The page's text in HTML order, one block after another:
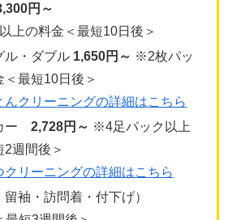
円～
上の料金＜最短10日後＞
・ダブル 1,650円～ ※2枚パッ
＜最短10日後＞
んクリーニングの詳細はこちら
ー2,728円～ ※4足パック以上
週間後＞
クリーニングの詳細はこちら
留袖・訪問着・付下げ）